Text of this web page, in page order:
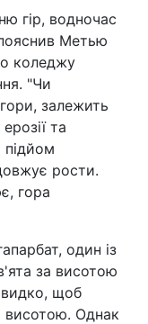
гір, водночас
Метью
коледжу
"Чи
залежить
та
рости.
гора
один із
за висотою
щоб
висотою. Однак